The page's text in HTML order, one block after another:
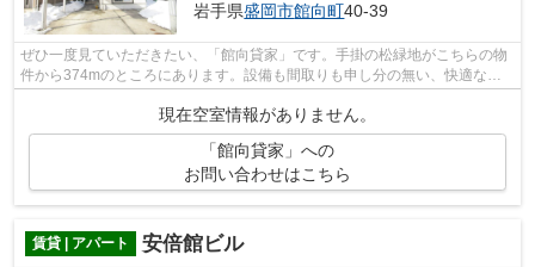
岩手県盛岡市館向町40-39
ぜひ一度見ていただきたい、「館向貸家」です。手掛の松緑地がこちらの物
件から374mのところにあります。設備も間取りも申し分の無い、快適な住
現在空室情報がありません。
「館向貸家」への
お問い合わせはこちら
賃貸 | アパート 安倍館ビル